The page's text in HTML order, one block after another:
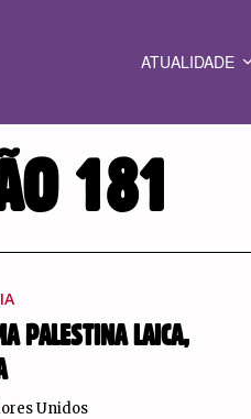
ATUALIDADE
181
PALESTINA LAICA,
Unidos